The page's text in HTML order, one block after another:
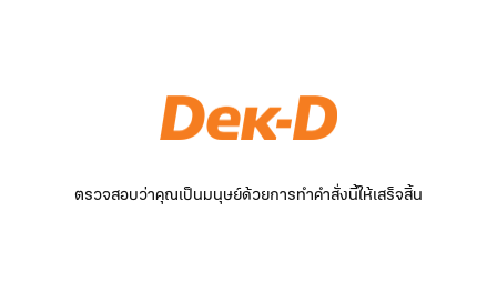
ตรวจสอบว่าคุณเป็นมนุษย์ด้วยการทำคำสั่งนี้ให้เสร็จสิ้น